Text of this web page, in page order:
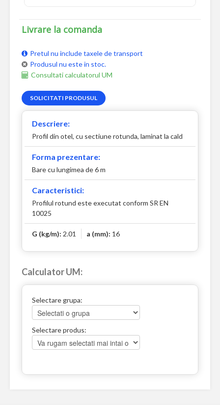
Livrare la comanda
Pretul nu include taxele de transport
Produsul nu este in stoc.
Consultati calculatorul UM
SOLICITATI PRODUSUL
Descriere:
Profil din otel, cu sectiune rotunda, laminat la cald
Forma prezentare:
Bare cu lungimea de 6 m
Caracteristici:
Profilul rotund este executat conform SR EN
10025
G (kg/m): 2.01 a (mm): 16
Calculator UM:
Selectare grupa:
Selectare produs: